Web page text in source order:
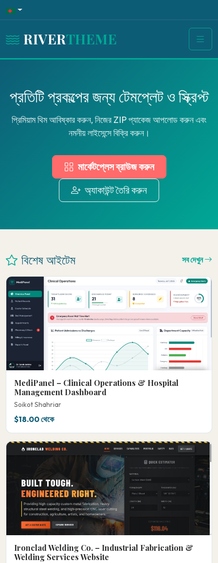
RIVERTHEME
প্রতিটি প্রকল্পের জন্য টেমপ্লেট ও স্ক্রিপ্ট
প্রিমিয়াম থিম আবিষ্কার করুন, নিজের ZIP প্যাকেজ আপলোড করুন এবং
নমনীয় লাইসেন্সে বিক্রি করুন।
মার্কেটপ্লেস ব্রাউজ করুন
অ্যাকাউন্ট তৈরি করুন
বিশেষ আইটেম সব দেখুন
MediPanel – Clinical Operations & Hospital
Management Dashboard
Soikot Shahriar
$18.00 থেকে
Ironclad Welding Co. – Industrial Fabrication &
Welding Services Website